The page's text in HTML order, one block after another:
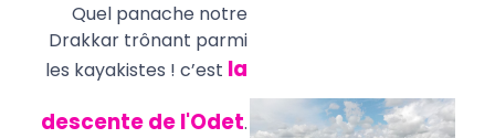
Quel panache notre
Drakkar trônant parmi
les kayakistes ! c’est la
descentede l'Odet.